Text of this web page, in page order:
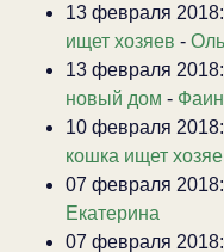
13 февраля 2018:
ищет хозяев -
13 февраля 2018:
новый дом -
10 февраля 2018:
кошка ищет
07 февраля 2018:
Екатерина
07 февраля 2018: